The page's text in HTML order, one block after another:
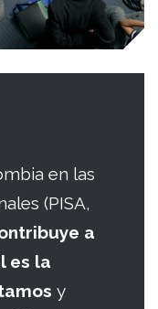
en las
(PISA,
a
es la
y